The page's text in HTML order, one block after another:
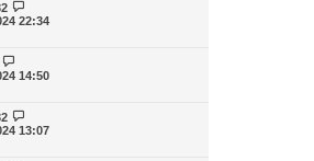
22:34
14:50
13:07